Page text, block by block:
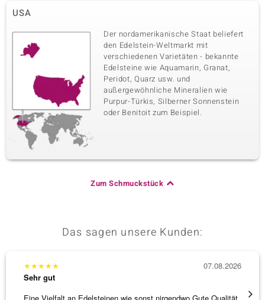
USA
Der nordamerikanische Staat beliefert
den Edelstein-Weltmarkt mit
verschiedenen Varietäten - bekannte
Edelsteine wie Aquamarin, Granat,
Peridot, Quarz usw. und
außergewöhnliche Mineralien wie
Purpur-Türkis, Silberner Sonnenstein
oder Benitoit zum Beispiel.
Zum Schmuckstück
Das sagen unsere Kunden:
★★★★★
Sehr gut
07.08.2026